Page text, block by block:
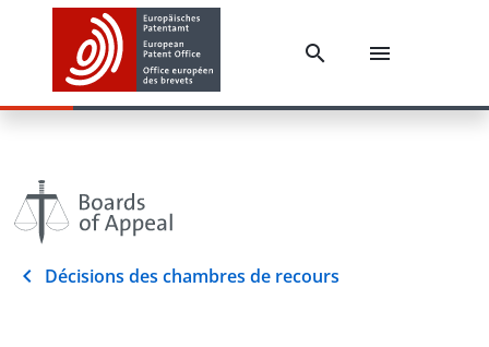
Décisions des chambres de recours